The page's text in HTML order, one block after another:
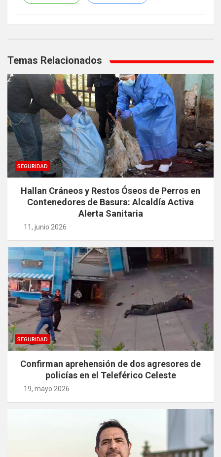
de
entradas
Temas Relacionados
SEGURIDAD
Hallan Cráneos y Restos Óseos de Perros en
Contenedores de Basura: Alcaldía Activa
Alerta Sanitaria
11, junio 2026
SEGURIDAD
Confirman aprehensión de dos agresores de
policías en el Teleférico Celeste
19, mayo 2026